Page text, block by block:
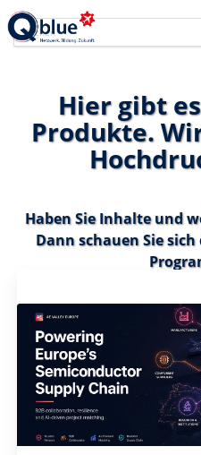
Hier gibt
Produkte.
Haben Sie Inhalte und
Dann schauen Sie sich